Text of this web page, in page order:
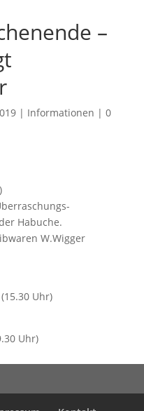
–
| Informationen | 0
Habuche.
W.Wigger
Uhr)
Uhr)